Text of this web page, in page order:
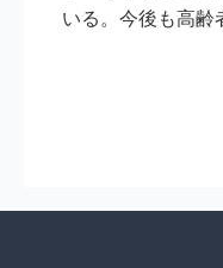
いる。今後も高齢